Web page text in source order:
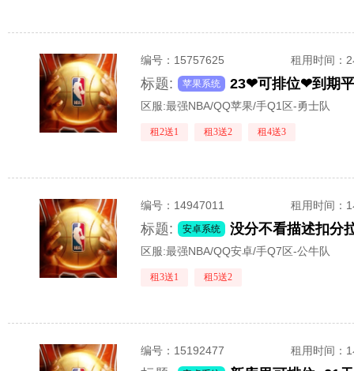
编号： 15757625 租用时间 ：
标题: 苹果系统
区服:最强NBA/QQ苹果/手Q1区-勇士队
租2送1 租3送2 租4送3
编号： 14947011 租用时间 ：
标题: 安卓系统 没分不看描述扣分
区服:最强NBA/QQ安卓/手Q7区-公牛队
租3送1 租5送2
编号： 15192477 租用时间 ：